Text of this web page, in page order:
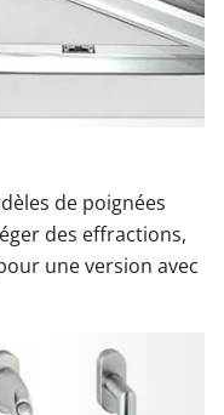
de poignées
des effractions,
une version avec